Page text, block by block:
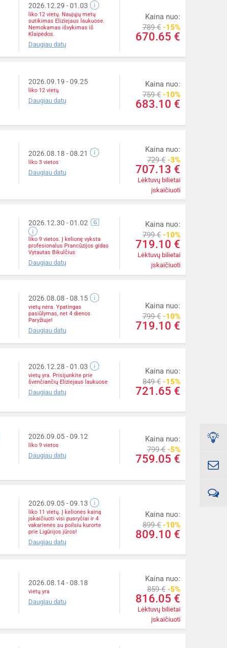
2026.12.29 - 01.03
liko 12 vietų. Naujųjų metų
sutikimas Eliziejaus laukuose.
Nemokamas išvykimas iš
Klaipėdos.
Daugiau datų
Kaina nuo:
789 € -15%
670.65 €
2026.09.19 - 09.25
liko 12 vietų
Daugiau datų
Kaina nuo:
759 € -10%
683.10 €
2026.08.18 - 08.21
liko 3 vietos
Daugiau datų
Kaina nuo:
729 € -3%
707.13 €
Lėktuvų bilietai
įskaičiuoti
2026.12.30 - 01.02
liko 9 vietos. Į kelionę vyksta
profesionalus Prancūzijos gidas
Vytautas Bikulčius
Daugiau datų
Kaina nuo:
799 € -10%
719.10 €
Lėktuvų bilietai
įskaičiuoti
2026.08.08 - 08.15
vietų nėra. Ypatingas
pasiūlymas, net 4 dienos
Paryžiuje!
Daugiau datų
Kaina nuo:
799 € -10%
719.10 €
2026.12.28 - 01.03
vietų yra. Prisijunkite prie
švenčiančių Eliziejaus laukuose
Daugiau datų
Kaina nuo:
849 € -15%
721.65 €
2026.09.05- 09.12
liko 9 vietos
Daugiau datų
Kaina nuo:
799 € -5%
759.05 €
2026.09.05- 09.13
liko 11 vietų. Į kelionės kainą
įskaičiuoti visi pusryčiai ir 4
vakarienės su poilsiu kurorte
prie Ligūrijos jūros!
Daugiau datų
Kaina nuo:
899 € -10%
809.10 €
2026.08.14- 08.18
vietų yra
Daugiau datų
Kaina nuo:
859 € -5%
816.05 €
Lėktuvų bilietai
įskaičiuoti